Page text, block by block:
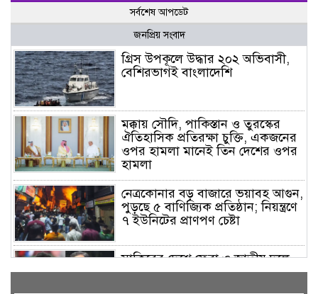
সর্বশেষ আপডেট
জনপ্রিয় সংবাদ
গ্রিস উপকূলে উদ্ধার ২০২ অভিবাসী,
বেশিরভাগই বাংলাদেশি
মক্কায় সৌদি, পাকিস্তান ও তুরস্কের
ঐতিহাসিক প্রতিরক্ষা চুক্তি, একজনের
ওপর হামলা মানেই তিন দেশের ওপর
হামলা
নেত্রকোনার বড় বাজারে ভয়াবহ আগুন,
পুড়ছে ৫ বাণিজ্যিক প্রতিষ্ঠান; নিয়ন্ত্রণে
৭ ইউনিটের প্রাণপণ চেষ্টা
সাকিবের দেশে ফেরা ও জাতীয় দলে
ফেরার সম্ভাবনা নেই, ইঙ্গিত ক্রীড়া